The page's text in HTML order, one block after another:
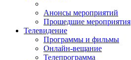
Анонсы мероприятий
Прошедшие мероприятия
Телевидение
Программы и фильмы
Онлайн-вещание
Телепрограмма